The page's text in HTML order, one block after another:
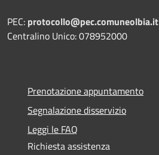
PEC: protocollo@pec.comuneolbia.it
Centralino Unico: 078952000
Prenotazione appuntamento
Segnalazione disservizio
Leggi le FAQ
Richiesta assistenza